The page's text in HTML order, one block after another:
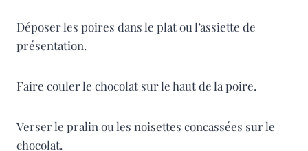
Déposer les poires dans le plat ou l’assiette de
présentation.
Faire couler le chocolat sur le haut de la poire.
Verser le pralin ou les noisettes concassées sur le
chocolat.